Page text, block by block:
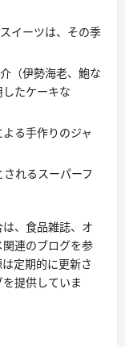
イーツは、その季
（伊勢海老、鮑な
たケーキな
る手作りのジャ
れるスーパーフ
、食品雑誌、オ
連のブログを参
定期的に更新さ
提供していま